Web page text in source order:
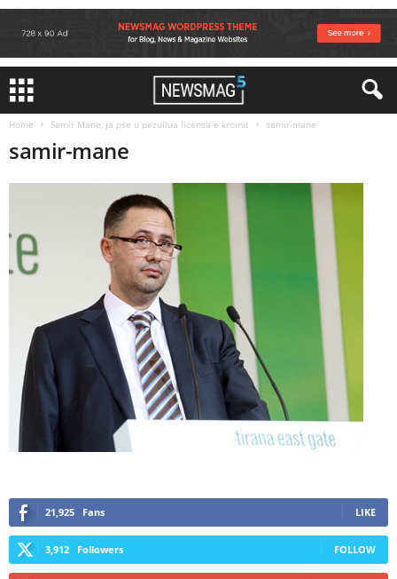
Home Samir Mane, ja pse u pezullua licensa e kromit samir-mane
samir-mane
21,925 Fans LIKE
3,912 Followers FOLLOW